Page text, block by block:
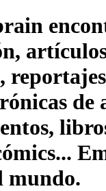
de
mundo.